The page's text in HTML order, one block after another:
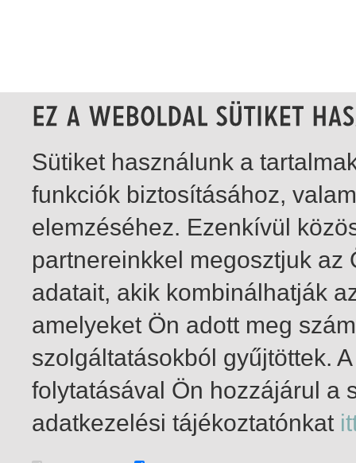
1-2 / összesen 2 találat
Sütiket használunk a
funkciók biztosításához,
elemzéséhez. Ezenkívül
partnereinkkel megosztjuk
adatait, akik kombinálhatják
amelyeket Ön adott meg
szolgáltatásokból gyűjtöttek.
folytatásával Ön hozzájárul a
adatkezelési tájékoztatónkat